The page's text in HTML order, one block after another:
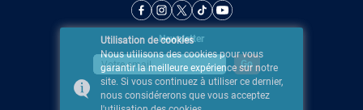
Newsletter
Utilisation de cookies
Nous utilisons des cookies pour vous
garantir la meilleure expérience sur notre
site. Si vous continuez à utiliser ce dernier,
nous considérerons que vous acceptez